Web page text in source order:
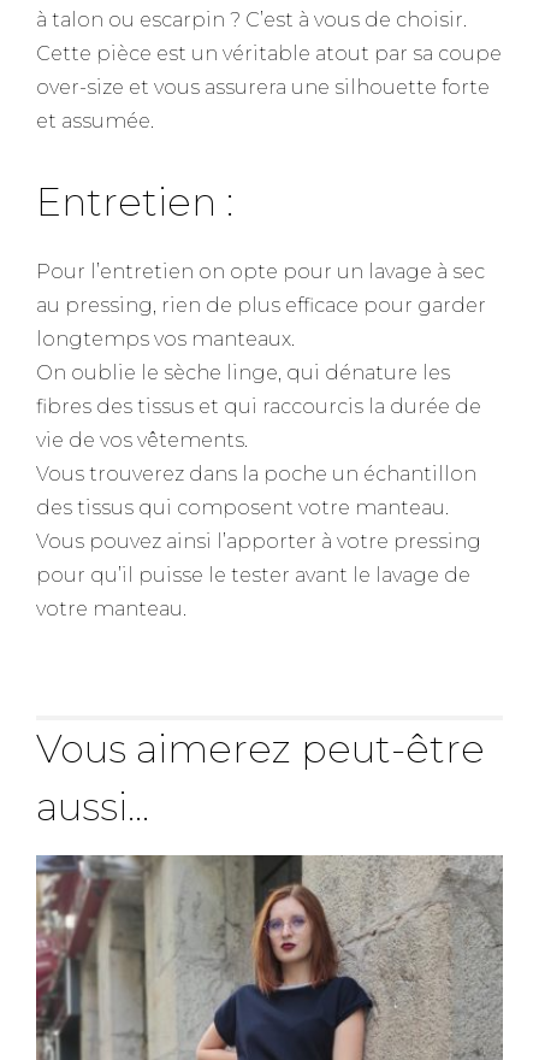
à talon ou escarpin ? C’est à vous de choisir.
Cette pièce est un véritable atout par sa coupe
over-size et vous assurera une silhouette forte
et assumée.
Entretien :
Pour l’entretien on opte pour un lavage à sec
au pressing, rien de plus efficace pour garder
longtemps vos manteaux.
On oublie le sèche linge, qui dénature les
fibres des tissus et qui raccourcis la durée de
vie de vos vêtements.
Vous trouverez dans la poche un échantillon
des tissus qui composent votre manteau.
Vous pouvez ainsi l’apporter à votre pressing
pour qu’il puisse le tester avant le lavage de
votre manteau.
Vous aimerez peut-être
aussi…